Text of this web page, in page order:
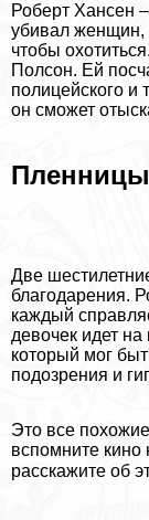
Роберт Хансен
убивал женщин,
чтобы
Полсон. Ей
полицейского и
он сможет
Пленницы
Две
благодарения.
каждый
девочек идет
который мог
подозрения и
Это все
вспомните кино
расскажите об